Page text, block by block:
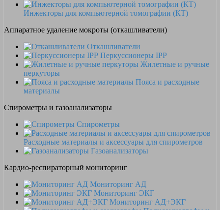
Инжекторы для компьютерной томографии (КТ)
Аппаратное удаление мокроты (откашливатели)
Откашливатели
Перкуссионеры IPP
Жилетные и ручные
перкуторы
Пояса и расходные
материалы
Спирометры и газоанализаторы
Спирометры
Расходные материалы и аксессуары для спирометров
Газоанализаторы
Кардио-респираторный мониторинг
Мониторинг АД
Мониторинг ЭКГ
Мониторинг АД+ЭКГ